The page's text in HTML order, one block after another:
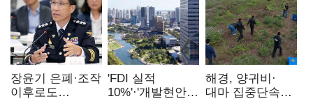
장윤기 은폐·조작
이후로도
'FDI 실적
10%'·'개발현안
해경, 양귀비·
대마 집중단속…